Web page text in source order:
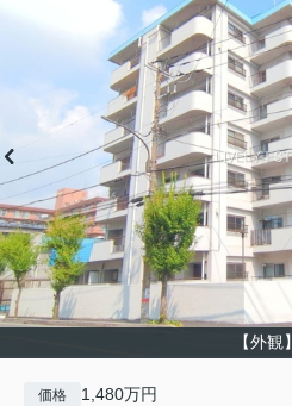
【外観】
価格 1,480万円